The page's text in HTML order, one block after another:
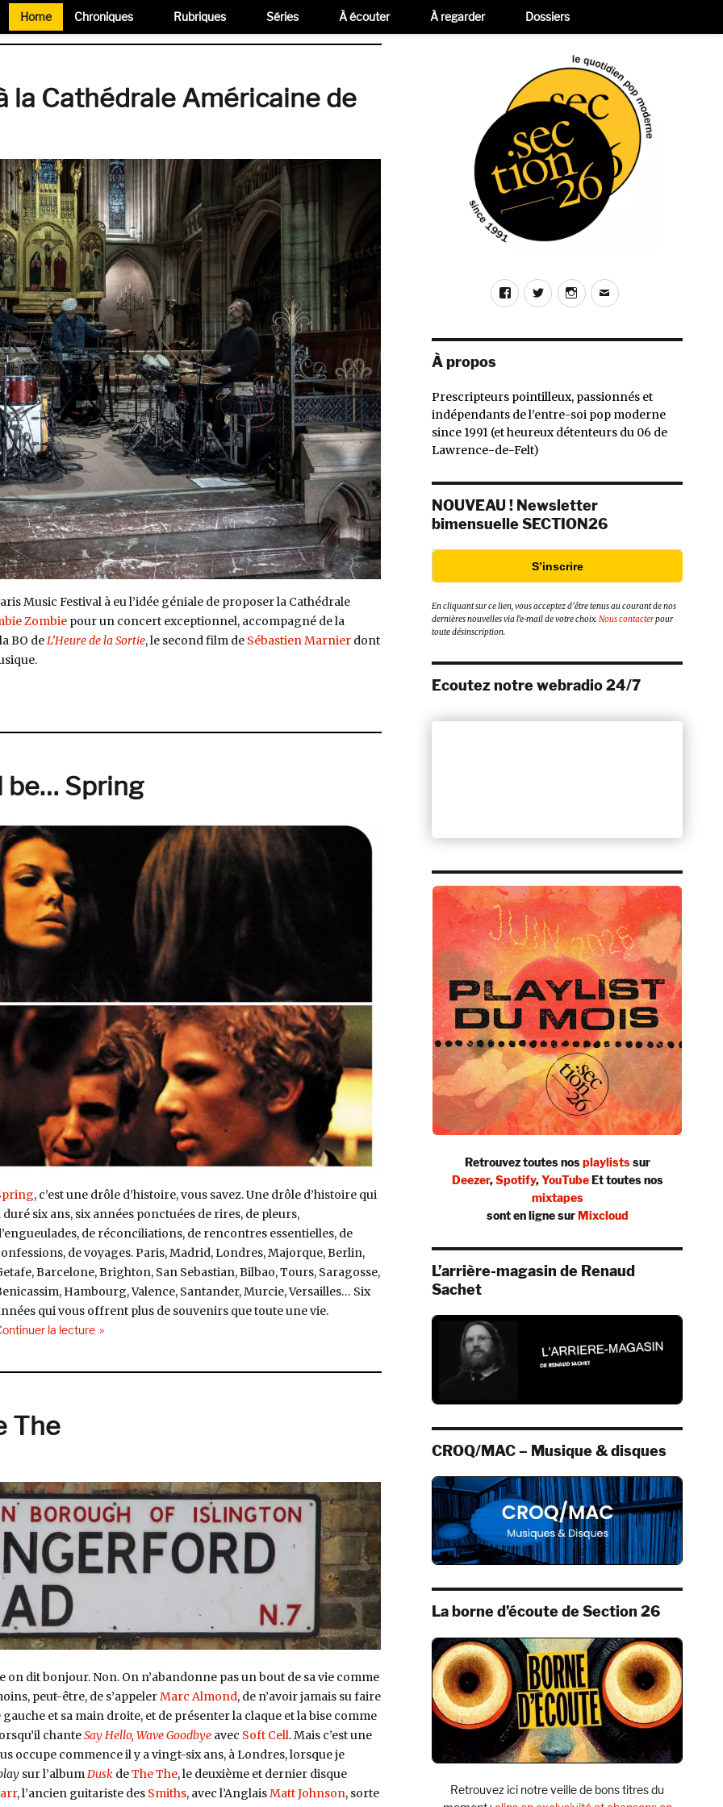
la Cathédrale Américaine de
Music Festival à eu l’idée géniale de proposer la Cathédrale
Zombiepour un concert exceptionnel, accompagné de la
BO deL’Heure de la Sortie, le second film de Sébastien Marnierdont
: Zombie Zombie à la Cathédrale Américaine de Paris, 15 mars 2019. »
be… Spring
, c’est une drôle d’histoire, vous savez. Une drôle d’histoire qui
duré six ans, six années ponctuées de rires, de pleurs,
de réconciliations, de rencontres essentielles, de
de voyages. Paris, Madrid, Londres, Majorque, Berlin,
Barcelone, Brighton, San Sebastian, Bilbao, Tours, Saragosse,
Hambourg, Valence, Santander, Murcie, Versailles… Six
qui vous offrent plus de souvenirs que toute une vie.
la lecturede « Elefant 30 : It might as well be… Spring »
The
on dit bonjour. Non. On n’abandonne pas un bout de sa vie comme
peut-être, de s’appelerMarc Almond, de n’avoir jamais su faire
et sa main droite, et de présenter la claque et la bise comme
chanteSay Hello, Wave Goodbye avec Soft Cell. Mais c’est une
occupe commence il y a vingt-six ans, à Londres, lorsque je
sur l’albumDuskdeThe The, le deuxième et dernier disque
, l’ancien guitariste des Smiths, avec l’AnglaisMatt Johnson, sorte
FacebookTwitterInstagram
E-
À propos
Prescripteurs pointilleux, passionnés et
indépendants de l’entre-soi pop moderne
since 1991 (et heureux détenteurs du 06 de
Lawrence-de-Felt)
NOUVEAU ! Newsletter
bimensuelle SECTION26
S’inscrire
En cliquant sur ce lien, vous acceptez d’être tenus au courant de nos
dernières nouvelles via l’e-mail de votre choix.Nous contacterpour
toute désinscription.
Ecoutez notre webradio 24/7
Retrouvez toutes nosplaylistssur
Deezer,Spotify,YouTubeEt toutes nos
mixtapes
sont en ligne surMixcloud
L’arrière-magasin de Renaud
Sachet
CROQ/MAC – Musique & disques
La borne d’écoute de Section 26
Retrouvez ici notre veille de bons titres du
Home Chroniques Rubriques Séries À écouter À regarder Dossiers